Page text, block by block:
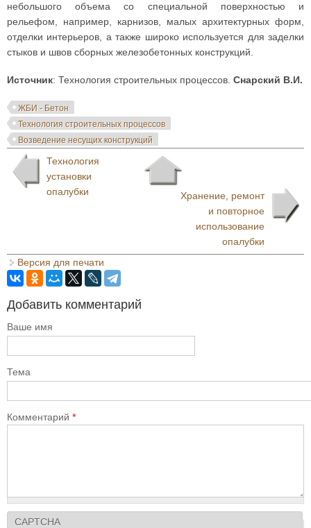
небольшого объема со специальной поверхностью и
рельефом, например, карнизов, малых архитектурных форм,
отделки интерьеров, а также широко используется для заделки
стыков и швов сборных железобетонных конструкций.
Источник: Технология строительных процессов. Снарский В.И.
ЖБИ - Бетон
Технология строительных процессов
Возведение несущих конструкций
Технология
установки
опалубки
Хранение, ремонт
и повторное
использование
опалубки
Версия для печати
Добавить комментарий
Ваше имя
Тема
Комментарий *
CAPTCHA